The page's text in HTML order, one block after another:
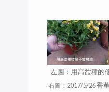
左圖：用高盆種的
右圖：2017/5/26香